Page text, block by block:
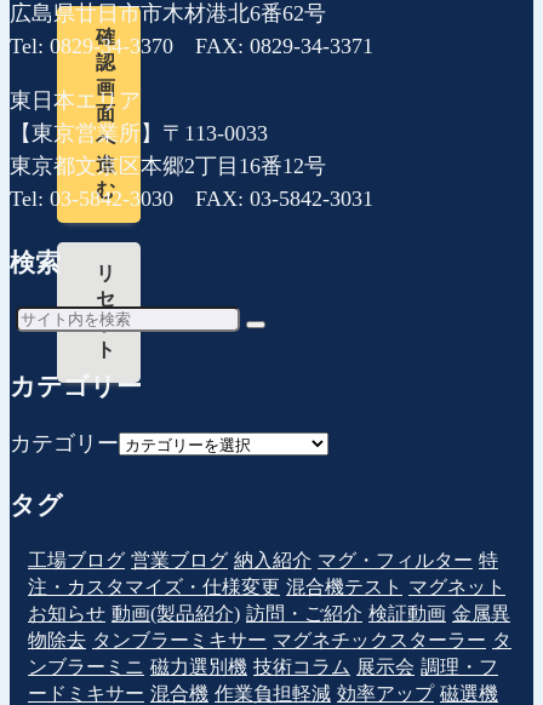
確
認
画
面
へ
進
む
リ
セ
ッ
ト
広島県廿日市市木材港北6番62号
Tel: 0829-34-3370 FAX: 0829-34-3371
東日本エリア
【東京営業所】〒113-0033
東京都文京区本郷2丁目16番12号
Tel: 03-5842-3030 FAX: 03-5842-3031
検索
カテゴリー
カテゴリー
タグ
工場ブログ 営業ブログ 納入紹介 マグ・フィルター 特
注・カスタマイズ・仕様変更 混合機テスト マグネット
お知らせ 動画(製品紹介) 訪問・ご紹介 検証動画 金属異
物除去 タンブラーミキサー マグネチックスターラー タ
ンブラーミニ 磁力選別機 技術コラム 展示会 調理・フ
ードミキサー 混合機 作業負担軽減 効率アップ 磁選機